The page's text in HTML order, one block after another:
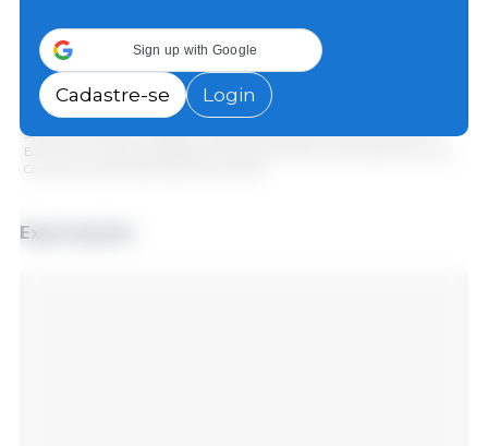
Gráfico 1: Comércio internacional de carne suína no período de janeiro a
setembro de 2025, variações anuais. Elaborado pelo Departamento de
Economia e Sustentabilidade da 333 Latinoamérica com dados do Grupo
Consultor de Mercados Agrícolas (GCMA).
Exportações
Sign up with Google
Cadastre-se Login